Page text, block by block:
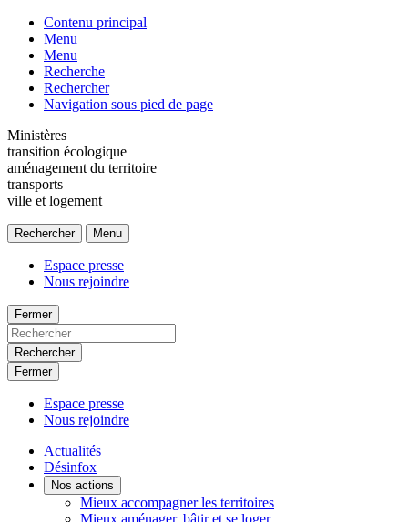
Contenu principal
Menu
Menu
Recherche
Rechercher
Navigation sous pied de page
Ministères
transition écologique
aménagement du territoire
transports
ville et logement
Rechercher Menu
Espace presse
Nous rejoindre
Fermer
Rechercher
Fermer
Espace presse
Nous rejoindre
Actualités
Désinfox
Nos actions
Mieux accompagner les territoires
Mieux aménager, bâtir et se loger